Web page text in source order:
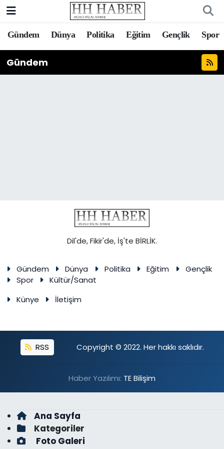
Gündem Dünya Politika Eğitim Gençlik Spor
Gündem
Dil'de, Fikir'de, İş'te BİRLİK.
Gündem Dünya Politika Eğitim
Gençlik
Spor
Kültür/Sanat
Künye
İletişim
RSS Copyright © 2022. Her hakkı saklıdır.
Haber Yazılımı: TE Bilişim
Ana Sayfa
Kategoriler
Foto Galeri